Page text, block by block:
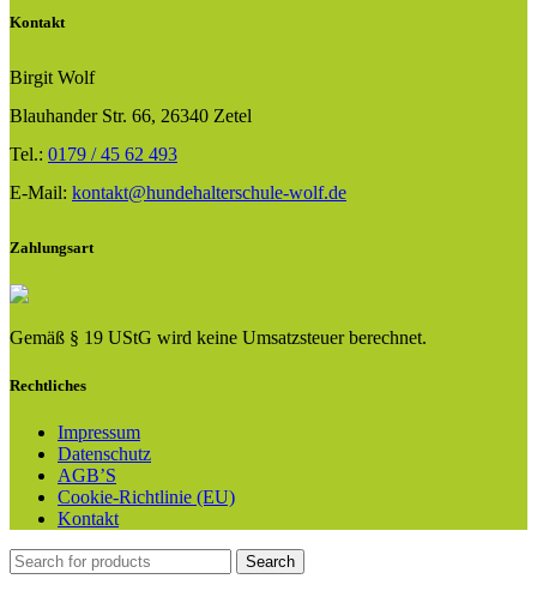
Kontakt
Birgit Wolf
Blauhander Str. 66, 26340 Zetel
Tel.: 0179 / 45 62 493
E-Mail: kontakt@hundehalterschule-wolf.de
Zahlungsart
Gemäß § 19 UStG wird keine Umsatzsteuer berechnet.
Rechtliches
Impressum
Datenschutz
AGB’S
Cookie-Richtlinie (EU)
Kontakt
Search